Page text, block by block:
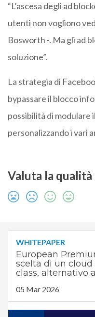
“L’ascesa degli ad
utenti non vogliono
Bosworth -. Ma gli ad
soluzione”.
La strategia di
bypassare il blocco
possibilità di modulare
personalizzando i vari
Valuta la
WHITEPAPER
European
scelta di un cloud
class, alternativo
05 Mar 2026